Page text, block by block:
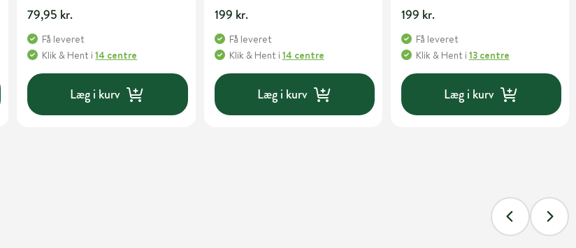
79,95 kr.
Få leveret
Klik & Hent i14 centre
Læg i kurv
199 kr.
Få leveret
Klik & Hent i 14 centre
Læg i kurv
199 kr.
Få leveret
Klik & Hent i 13 centre
Læg i kurv